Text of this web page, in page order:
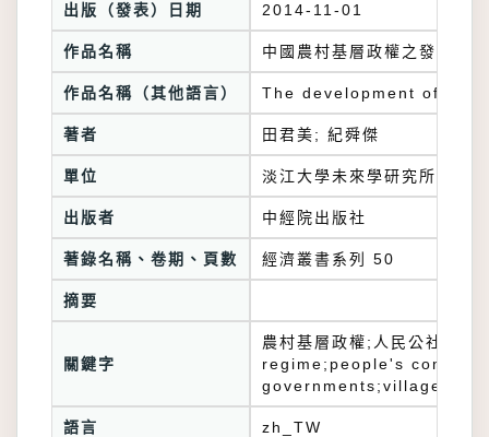
出版（發表）日期 2014-11-01
作品名稱 中國農村基層政權之發展
作品名稱（其他語言） The development of
著者 田君美; 紀舜傑
單位 淡江大學未來學研究所
出版者 中經院出版社
著錄名稱、卷期、頁數 經濟叢書系列 50
摘要
關鍵字
農村基層政權;人民公社;中
regime;people's
governments;village
語言 zh_TW